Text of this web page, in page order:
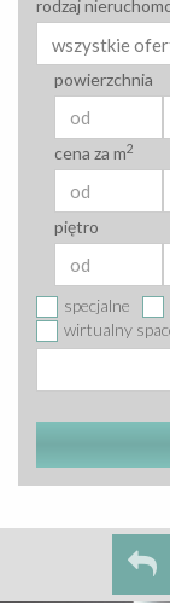
rodzaj
wszystkie
powierzchnia
cena za m2
piętro
specjalne
wirtualny